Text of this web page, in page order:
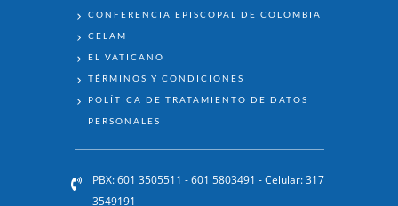
CONFERENCIA EPISCOPAL DE COLOMBIA
CELAM
EL VATICANO
TÉRMINOS Y CONDICIONES
POLÍTICA DE TRATAMIENTO DE DATOS
PERSONALES
PBX: 601 3505511 - 601 5803491 - Celular: 317
3549191